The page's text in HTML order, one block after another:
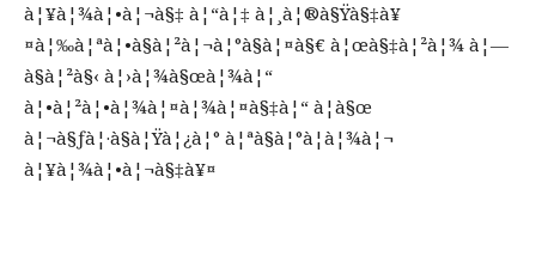
à¦¥à¦¾à¦•à¦¬à§‡ à¦“à¦‡ à¦¸à¦®à§Ÿà§‡à¥
¤à¦‰à¦ªà¦•à§à¦²à¦¬à¦°à§à¦¤à§€ à¦œà§‡à¦²à¦¾ à¦—
à§à¦²à§‹ à¦›à¦¾à§œà¦¾à¦“
à¦•à¦²à¦•à¦¾à¦¤à¦¾à¦¤à§‡à¦“ à¦à§œ
à¦¬à§ƒà¦·à§à¦Ÿà¦¿à¦° à¦ªà§à¦°à¦­à¦¾à¦¬
à¦¥à¦¾à¦•à¦¬à§‡à¥¤